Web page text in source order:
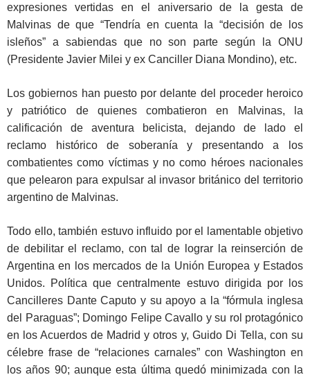
expresiones vertidas en el aniversario de la gesta de
Malvinas de que “Tendría en cuenta la “decisión de los
isleños” a sabiendas que no son parte según la ONU
(Presidente Javier Milei y ex Canciller Diana Mondino), etc.
Los gobiernos han puesto por delante del proceder heroico
y patriótico de quienes combatieron en Malvinas, la
calificación de aventura belicista, dejando de lado el
reclamo histórico de soberanía y presentando a los
combatientes como víctimas y no como héroes nacionales
que pelearon para expulsar al invasor británico del territorio
argentino de Malvinas.
Todo ello, también estuvo influido por el lamentable objetivo
de debilitar el reclamo, con tal de lograr la reinserción de
Argentina en los mercados de la Unión Europea y Estados
Unidos. Política que centralmente estuvo dirigida por los
Cancilleres Dante Caputo y su apoyo a la “fórmula inglesa
del Paraguas”; Domingo Felipe Cavallo y su rol protagónico
en los Acuerdos de Madrid y otros y, Guido Di Tella, con su
célebre frase de “relaciones carnales” con Washington en
los años 90; aunque esta última quedó minimizada con la